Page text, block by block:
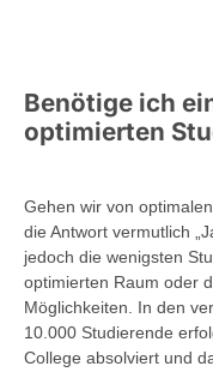
Benötige ich
optimierten
Gehen wir von
die Antwort vermutlich
jedoch die wenigsten
optimierten Raum oder
Möglichkeiten. In den
10.000 Studierende
College absolviert und